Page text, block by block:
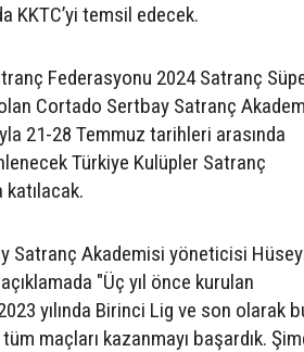
KKTC’yi temsil edecek.
Federasyonu 2024 Satranç
Cortado Sertbay Satranç
21-28 Temmuz tarihleri arasında
Türkiye Kulüpler Satranç
katılacak.
Satranç Akademisi yöneticisi
"Üç yıl önce kurulan
yılında Birinci Lig ve son olarak
maçları kazanmayı başardık.